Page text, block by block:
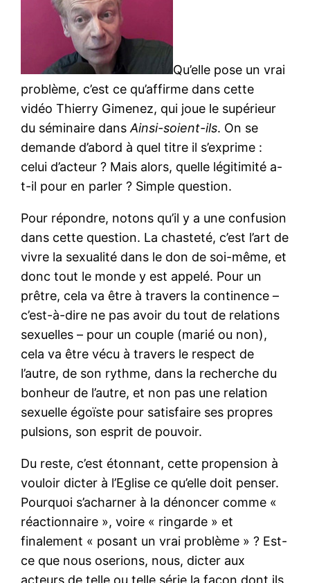
Qu’elle pose un vrai
problème, c’est ce qu’affirme dans cette
vidéo Thierry Gimenez, qui joue le supérieur
du séminaire dansAinsi-soient-ils. On se
demande d’abord à quel titre il s’exprime :
celui d’acteur ? Mais alors, quelle légitimité a-
t-il pour en parler ? Simple question.
Pour répondre, notons qu’il y a une confusion
dans cette question. La chasteté, c’est l’art de
vivre la sexualité dans le don de soi-même, et
donc tout le monde y est appelé. Pour un
prêtre, cela va être à travers la continence –
c’est-à-dire ne pas avoir du tout de relations
sexuelles – pour un couple (marié ou non),
cela va être vécu à travers le respect de
l’autre, de son rythme, dans la recherche du
bonheur de l’autre, et non pas une relation
sexuelle égoïste pour satisfaire ses propres
pulsions, son esprit de pouvoir.
Du reste, c’est étonnant, cette propension à
vouloir dicter à l’Eglise ce qu’elle doit penser.
Pourquoi s’acharner à la dénoncer comme «
réactionnaire », voire « ringarde » et
finalement « posant un vrai problème » ? Est-
ce que nous oserions, nous, dicter aux
acteurs de telle ou telle série la façon dont ils